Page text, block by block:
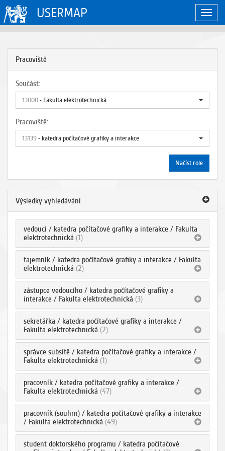
USERMAP
Pracoviště
Součást:
13000- Fakulta elektrotechnická
Pracoviště:
13139- katedra počítačové grafiky a interakce
Načíst role
Výsledky vyhledávání
vedoucí / katedra počítačové grafiky a interakce / Fakulta
elektrotechnická (1)
tajemník / katedra počítačové grafiky a interakce / Fakulta
elektrotechnická (2)
zástupce vedoucího / katedra počítačové grafiky a
interakce / Fakulta elektrotechnická (3)
sekretářka / katedra počítačové grafiky a interakce /
Fakulta elektrotechnická (2)
správce subsítě / katedra počítačové grafiky a interakce /
Fakulta elektrotechnická (1)
pracovník / katedra počítačové grafiky a interakce /
Fakulta elektrotechnická (47)
pracovník (souhrn) / katedra počítačové grafiky a interakce
/ Fakulta elektrotechnická (49)
student doktorského programu / katedra počítačové